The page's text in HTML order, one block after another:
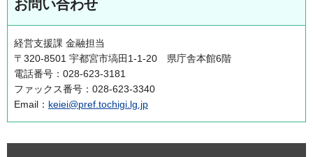
お問い合わせ
経営支援課 金融担当
〒320-8501 宇都宮市塙田1-1-20 県庁舎本館6階
電話番号：028-623-3181
ファックス番号：028-623-3340
Email： keiei@pref.tochigi.lg.jp